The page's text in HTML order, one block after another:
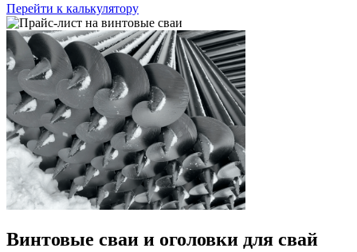
Перейти к калькулятору
Винтовые сваи и оголовки для свай